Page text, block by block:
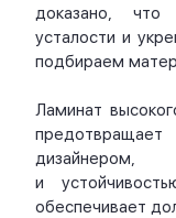
доказано, что
усталости и
подбираем
Ламинат
дизайнером,
и
обеспечивает